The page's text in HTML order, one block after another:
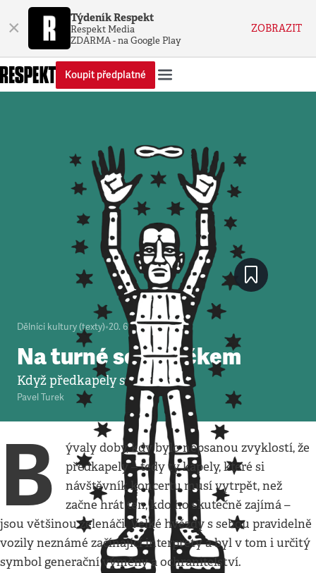
× Týdeník Respekt
Respekt Media
ZDARMA - na Google Play
ZOBRAZIT
Koupit předplatné
Dělníci kultury (texty)•20. 6. 2012•2minuty
Na turné se strýčkem
Když předkapely stárnou
Pavel Turek
B
ývaly doby, kdy bylo nepsanou zvyklostí, že
předkapely – tedy ty kapely, které si
návštěvník koncertu musí vytrpět, než
začne hrát ten, kdo ho skutečně zajímá –
jsou většinou zelenáči. Velké hvězdy s sebou pravidelně
vozily neznámé začínající interprety a byl v tom i určitý
symbol generační výměny a ochranitelství.